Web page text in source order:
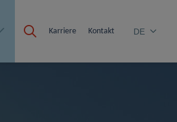
Karriere Kontakt DE